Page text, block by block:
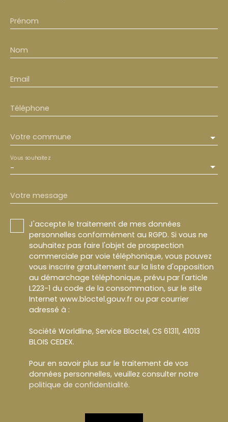
Prénom
Nom
Email
Téléphone
Votre commune
-
Vous souhaitez
Votre message
J'accepte le traitement de mes données
personnelles conformément au RGPD. Si vous ne
souhaitez pas faire l'objet de prospection
commerciale par voie téléphonique, vous pouvez
vous inscrire gratuitement sur la liste d'opposition
au démarchage téléphonique, prévu par l'article
L223-1 du code de la consommation, sur le site
Internet www.bloctel.gouv.fr ou par courrier
adressé à :
Société Worldline, Service Bloctel, CS 61311, 41013
BLOIS CEDEX.
Pour en savoir plus sur le traitement de vos
données personnelles, veuillez consulter notre
politique de confidentialité.